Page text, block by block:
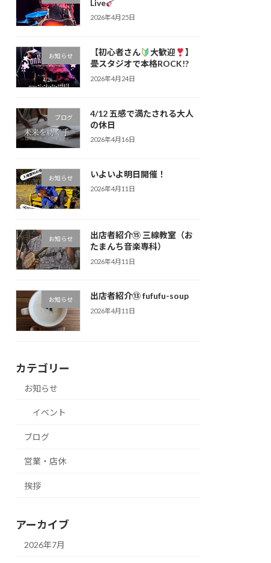
Live
2026年4月25日
お知らせ 【初心者さん 大歓迎
】
畳スタジオで本格ROCK!?
2026年4月24日
ブログ
4/12 五感で満たされる大人
の休日
2026年4月16日
お知らせ いよいよ明日開催！
2026年4月11日
お知らせ
出店者紹介⑮ 三線教室（お
たまんち音楽専科）
2026年4月11日
お知らせ 出店者紹介⑬ fufufu-soup
2026年4月11日
カテゴリー
お知らせ
イベント
ブログ
営業・店休
挨拶
アーカイブ
2026年7月